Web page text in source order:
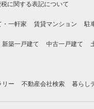
に関する表記について
・一軒家 賃貸マンション 駐
新築一戸建て 中古一戸建て
リー 不動産会社検索 暮らし